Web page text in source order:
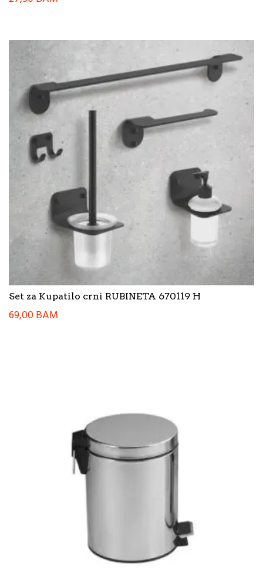
Set za Kupatilo crni RUBINETA 670119 H
69,00BAM